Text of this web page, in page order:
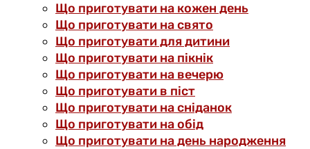
Що приготувати на кожен день
Що приготувати на свято
Що приготувати для дитини
Що приготувати на пікнік
Що приготувати на вечерю
Що приготувати в піст
Що приготувати на сніданок
Що приготувати на обід
Що приготувати на день народження